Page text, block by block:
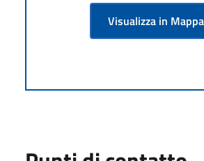
Visualizza in Mappa